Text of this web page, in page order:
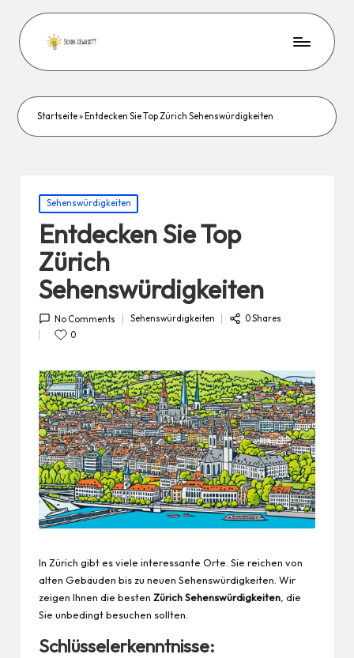
Startseite» Entdecken Sie Top Zürich Sehenswürdigkeiten
Posted
in
Sehenswürdigkeiten
Entdecken Sie Top
Zürich
Sehenswürdigkeiten
No Comments
Posted
Sehenswürdigkeiten
0 Shares
0
In Zürich gibt es viele interessante Orte. Sie reichen von
alten Gebäuden bis zu neuen Sehenswürdigkeiten. Wir
zeigen Ihnen die besten Zürich Sehenswürdigkeiten , die
Sie unbedingt besuchen sollten.
Schlüsselerkenntnisse: